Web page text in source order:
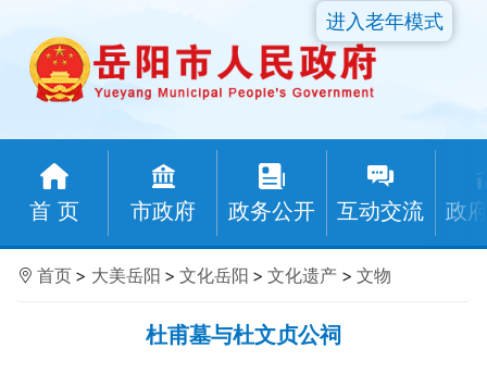
首 页 市政府 政务公开 互动交流 政
进入老年模式
首页 > 大美岳阳 > 文化岳阳 > 文化遗产 > 文物
杜甫墓与杜文贞公祠